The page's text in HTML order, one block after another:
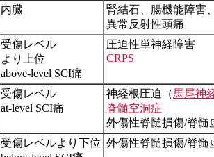
内臓
腎結石、腸機能障害
異常反射性頭痛
受傷レベル
より上位
above-level SCI痛
圧迫性単神経障害
CRPS
受傷レベル
at-level SCI痛
神経根圧迫（馬尾神
脊髄空洞症
外傷性脊髄損傷/脊髄
受傷レベルより下位 外傷性脊髄損傷/脊髄